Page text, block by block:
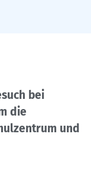
bei
die
und